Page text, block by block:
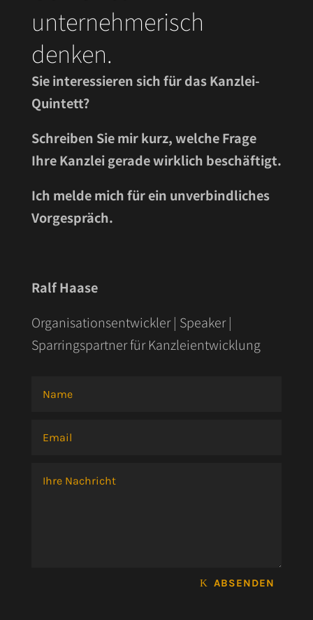
unternehmerisch
denken.
Sie interessieren sich für das Kanzlei-
Quintett?
Schreiben Sie mir kurz, welche Frage
Ihre Kanzlei gerade wirklich beschäftigt.
Ich melde mich für ein unverbindliches
Vorgespräch.
Ralf Haase
Organisationsentwickler | Speaker |
Sparringspartner für Kanzleientwicklung
ABSENDEN